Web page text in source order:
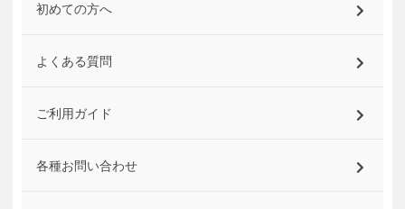
初めての方へ
よくある質問
ご利用ガイド
各種お問い合わせ